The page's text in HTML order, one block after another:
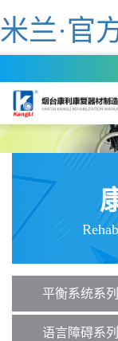
米兰·官
平衡系统系列
语言障碍系列